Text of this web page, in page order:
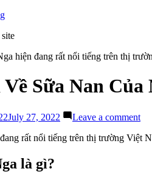
Sữa Nan Của
July 27, 2022 Leave a commenton
rất nổi tiếng trên thị trường Việt
là gì?